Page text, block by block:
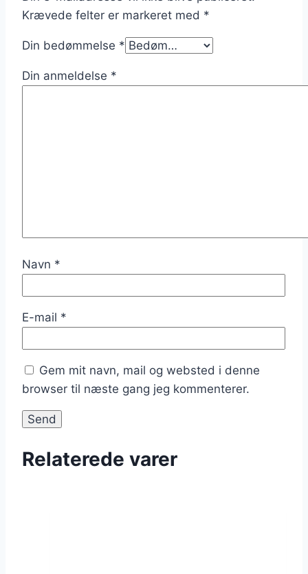
Krævede felter er markeret med *
Din bedømmelse *
Din anmeldelse *
Navn *
E-mail *
Gem mit navn, mail og websted i denne
browser til næste gang jeg kommenterer.
Relaterede varer